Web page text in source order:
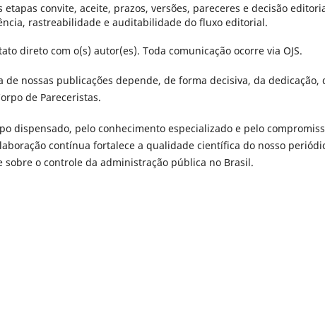
etapas convite, aceite, prazos, versões, pareceres e decisão
rastreabilidade e auditabilidade do fluxo editorial.
direto com o(s) autor(es). Toda comunicação ocorre via OJS.
de nossas publicações depende, de forma decisiva, da dedicação,
de Pareceristas.
dispensado, pelo conhecimento especializado e pelo
contínua fortalece a qualidade científica do nosso
o controle da administração pública no Brasil.